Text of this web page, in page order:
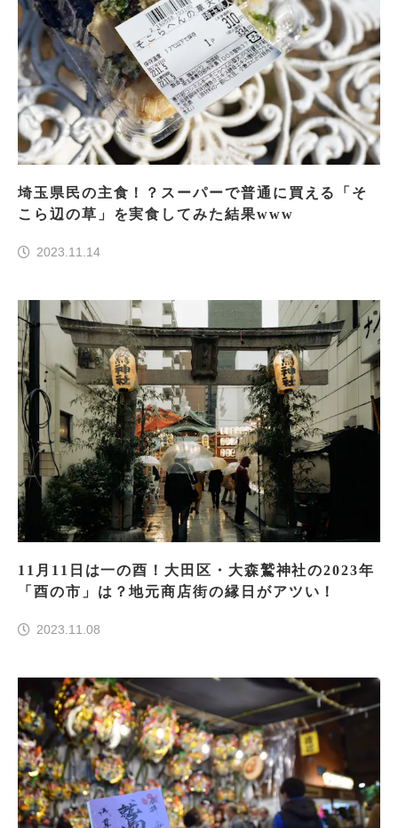
埼玉県民の主食！？スーパーで普通に買える「そ
こら辺の草」を実食してみた結果www
2023.11.14
11月11日は一の酉！大田区・大森鷲神社の2023年
「酉の市」は？地元商店街の縁日がアツい！
2023.11.08